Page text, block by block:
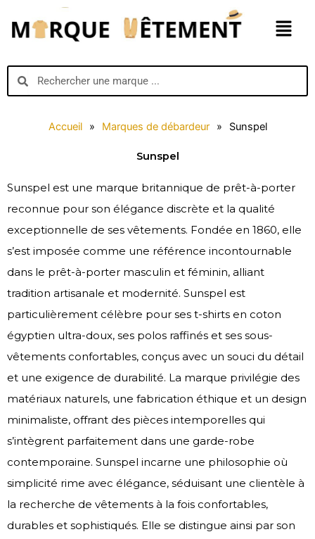
contenu
Menu
SearchSearch
Accueil » Marques de débardeur » Sunspel
Sunspel
Sunspel est une marque britannique de prêt-à-porter
reconnue pour son élégance discrète et la qualité
exceptionnelle de ses vêtements. Fondée en 1860, elle
s’est imposée comme une référence incontournable
dans le prêt-à-porter masculin et féminin, alliant
tradition artisanale et modernité. Sunspel est
particulièrement célèbre pour ses t-shirts en coton
égyptien ultra-doux, ses polos raffinés et ses sous-
vêtements confortables, conçus avec un souci du détail
et une exigence de durabilité. La marque privilégie des
matériaux naturels, une fabrication éthique et un design
minimaliste, offrant des pièces intemporelles qui
s’intègrent parfaitement dans une garde-robe
contemporaine. Sunspel incarne une philosophie où
simplicité rime avec élégance, séduisant une clientèle à
la recherche de vêtements à la fois confortables,
durables et sophistiqués. Elle se distingue ainsi par son